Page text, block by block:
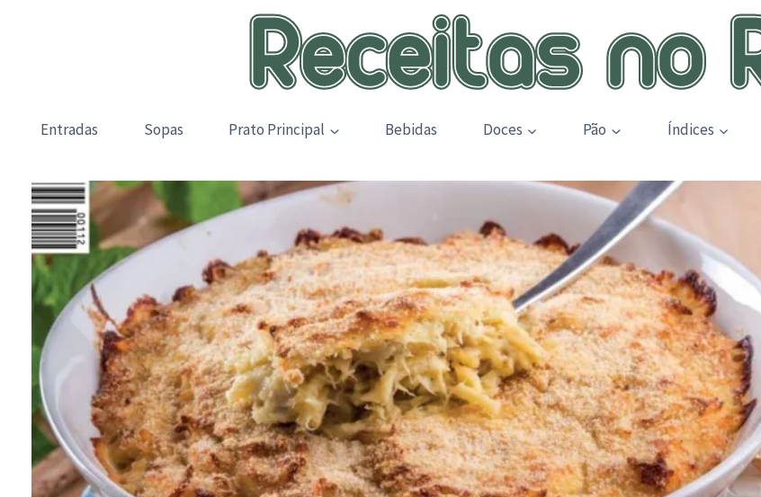
Entradas Sopas Prato Principal Bebidas Doces Pão Índices